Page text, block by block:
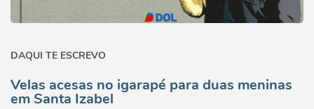
DAQUI TE ESCREVO
Velas acesas no igarapé para duas meninas
em Santa Izabel